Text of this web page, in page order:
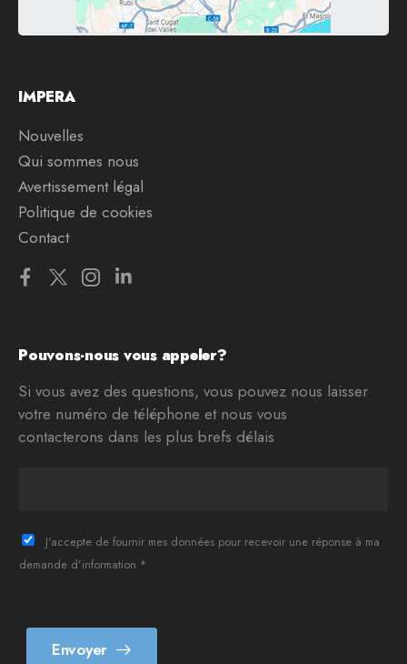
IMPERA
Nouvelles
Qui sommes nous
Avertissement légal
Politique de cookies
Contact
Pouvons-nous vous appeler?
Si vous avez des questions, vous pouvez nous laisser
votre numéro de téléphone et nous vous
contacterons dans les plus brefs délais
è
J'accepte de fournir mes données pour recevoir une réponse à ma
demande d'information *
Envoyer